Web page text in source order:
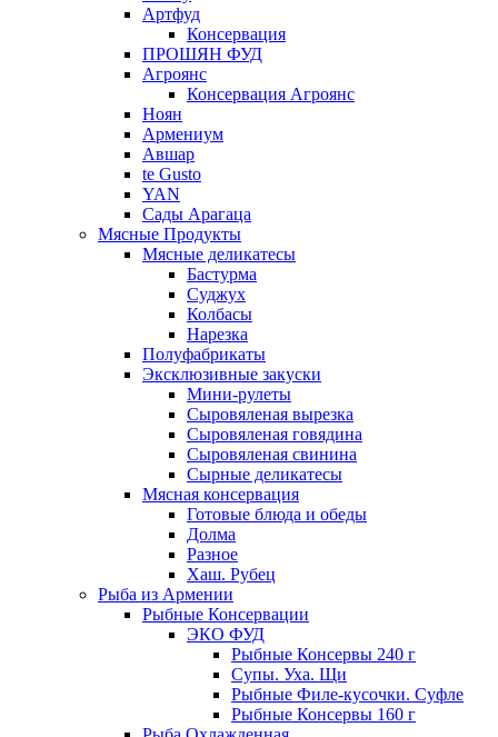
Артфуд
Консервация
ПРОШЯН ФУД
Агроянс
Консервация Агроянс
Ноян
Армениум
Авшар
te Gusto
YAN
Сады Арагаца
Мясные Продукты
Мясные деликатесы
Бастурма
Суджух
Колбасы
Нарезка
Полуфабрикаты
Эксклюзивные закуски
Мини-рулеты
Сыровяленая вырезка
Сыровяленая говядина
Сыровяленая свинина
Сырные деликатесы
Мясная консервация
Готовые блюда и обеды
Долма
Разное
Хаш. Рубец
Рыба из Армении
Рыбные Консервации
ЭКО ФУД
Рыбные Консервы 240 г
Супы. Уха. Щи
Рыбные Филе-кусочки. Суфле
Рыбные Консервы 160 г